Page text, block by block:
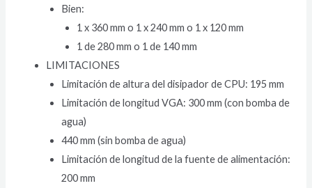
Bien:
1 x 360 mm o 1 x 240 mm o 1 x 120 mm
1 de 280 mm o 1 de 140 mm
LIMITACIONES
Limitación de altura del disipador de CPU: 195 mm
Limitación de longitud VGA: 300 mm (con bomba de
agua)
440 mm (sin bomba de agua)
Limitación de longitud de la fuente de alimentación:
200 mm